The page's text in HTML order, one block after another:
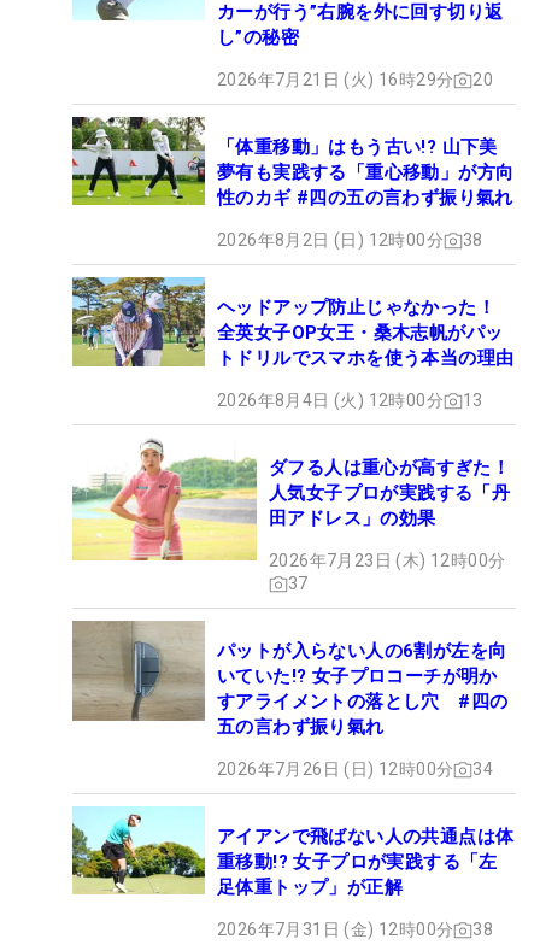
カーが行う”右腕を外に回す切り返
し”の秘密
2026年7月21日 (火) 16時29分 20
「体重移動」はもう古い!? 山下美
夢有も実践する「重心移動」が方向
性のカギ #四の五の言わず振り氣れ
2026年8月2日 (日) 12時00分 38
ヘッドアップ防止じゃなかった！
全英女子OP女王・桑木志帆がパッ
トドリルでスマホを使う本当の理由
2026年8月4日 (火) 12時00分 13
ダフる人は重心が高すぎた！
人気女子プロが実践する「丹
田アドレス」の効果
2026年7月23日 (木) 12時00分
37
パットが入らない人の6割が左を向
いていた!? 女子プロコーチが明か
すアライメントの落とし穴 #四の
五の言わず振り氣れ
2026年7月26日 (日) 12時00分 34
アイアンで飛ばない人の共通点は体
重移動!? 女子プロが実践する「左
足体重トップ」が正解
2026年7月31日 (金) 12時00分 38